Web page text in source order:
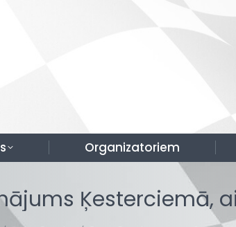
Organizatoriem
Ķesterciemā,